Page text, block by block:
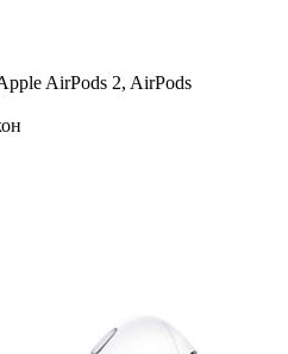
AirPods 2, AirPods